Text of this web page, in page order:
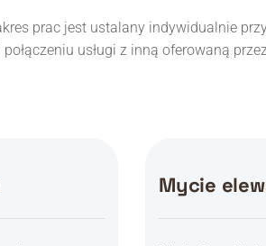
prac jest ustalany indywidualnie
usługi z inną oferowaną
Mycie